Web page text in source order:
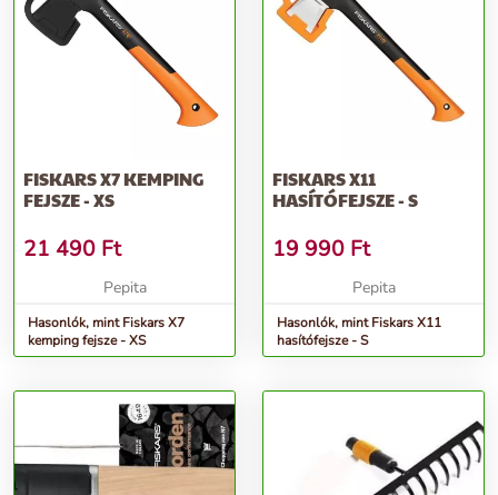
FISKARS X7 KEMPING
FEJSZE - XS
21 490 Ft
Pepita
Hasonlók, mint Fiskars X7
kemping fejsze - XS
FISKARS X11
HASÍTÓFEJSZE - S
19 990 Ft
Pepita
Hasonlók, mint Fiskars X11
hasítófejsze - S